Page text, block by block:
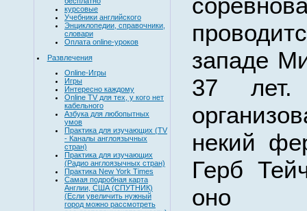
курсовые
Учебники английского
Энциклопедии, справочники,
словари
Оплата online-уроков
Развлечения
Online-Игры
Игры
Интересно каждому
Online TV для тех, у кого нет
кабельного
Азбука для любопытных
умов
Практика для изучающих (TV
- Каналы англоязычных
стран)
Практика для изучающих
(Радио англоязычных стран)
Практика New York Times
Самая подробная карта
Англии, США (СПУТНИК)
(Если увеличить нужный
город можно рассмотреть
западе
37 лет.
некий
Герб
оно